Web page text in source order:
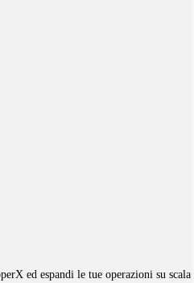
ed espandi le tue operazioni su scala